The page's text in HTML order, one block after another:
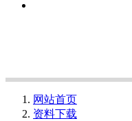
网站首页
资料下载